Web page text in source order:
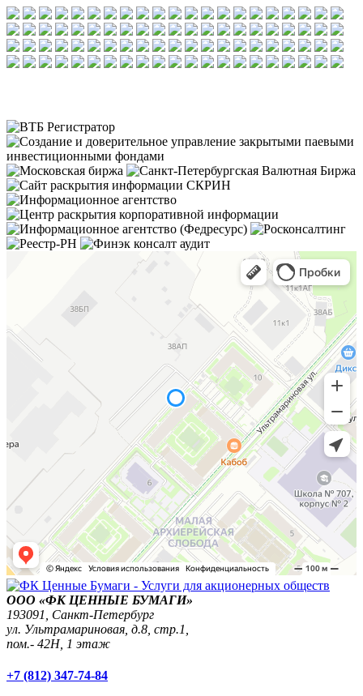
ООО «ФК ЦЕННЫЕ БУМАГИ»
193091, Санкт-Петербург
ул. Ультрамариновая, д.8, стр.1,
пом.- 42Н, 1 этаж
+7 (812) 347-74-84